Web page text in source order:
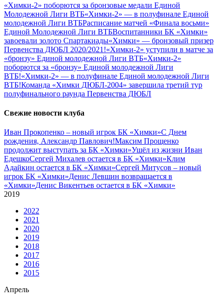
«Химки-2» поборются за бронзовые медали Единой
Молодежной Лиги ВТБ«Химки-2» — в полуфинале Единой
молодежной Лиги ВТБРасписание матчей «Финала восьми»
Единой Молодежной Лиги ВТБВоспитанники БК «Химки»
завоевали золото Спартакиады«Химки» — бронзовый призер
Первенства ДЮБЛ 2020/2021!«Химки-2» уступили в матче за
«бронзу» Единой молодежной Лиги ВТБ«Химки-2»
поборются за «бронзу» Единой молодежной Лиги
ВТБ!«Химки-2» — в полуфинале Единой молодежной Лиги
ВТБ!Команда «Химки ДЮБЛ-2004» завершила третий тур
полуфинального раунда Первенства ДЮБЛ
Свежие новости клуба
Иван Прокопенко – новый игрок БК «Химки»С Днем
рождения, Александр Павлович!Максим Прощенко
продолжит выступать за БК «Химки»Ушёл из жизни Иван
ЕдешкоСергей Михалев остается в БК «Химки»Клим
Адайкин остается в БК «Химки»Сергей Митусов – новый
игрок БК «Химки»Денис Левшин возвращается в
«Химки»Денис Викентьев остается в БК «Химки»
2019
2022
2021
2020
2019
2018
2017
2016
2015
Апрель